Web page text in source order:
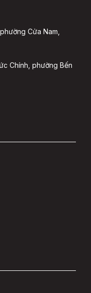
Cửa Nam,
Chính, phường Bến